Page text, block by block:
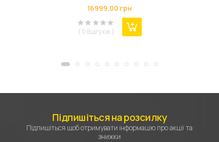
16999.00 грн
( 0 Відгуків )
Підпишіться на розсилку
Підпишіться щоб отримувати інформацію про акції та
знижки